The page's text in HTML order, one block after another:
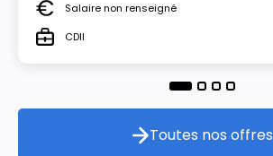
SalaireSalaire non renseigné
TypeCDII
Toutes
Toutes nos offres